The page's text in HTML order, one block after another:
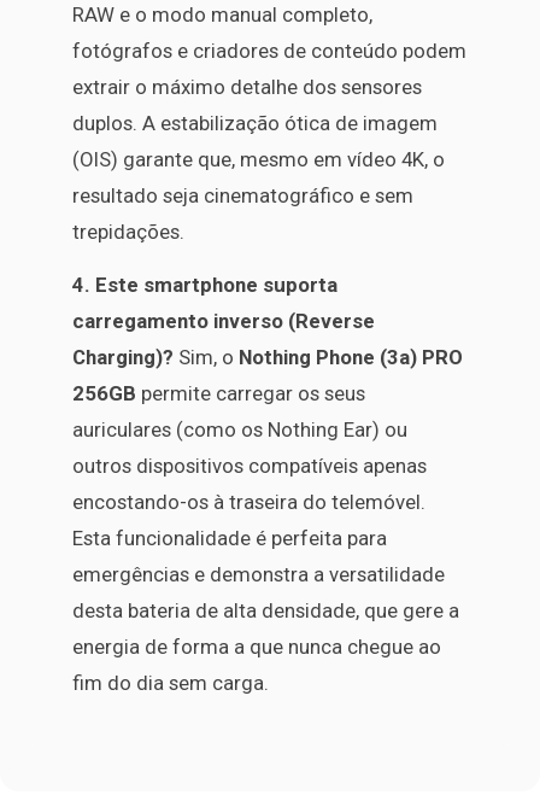
RAW e o modo manual completo,
fotógrafos e criadores de conteúdo podem
extrair o máximo detalhe dos sensores
duplos. A estabilização ótica de imagem
(OIS) garante que, mesmo em vídeo 4K, o
resultado seja cinematográfico e sem
trepidações.
4. Este smartphone suporta
carregamento inverso (Reverse
Charging)? Sim, o Nothing Phone (3a) PRO
256GB permite carregar os seus
auriculares (como os Nothing Ear) ou
outros dispositivos compatíveis apenas
encostando-os à traseira do telemóvel.
Esta funcionalidade é perfeita para
emergências e demonstra a versatilidade
desta bateria de alta densidade, que gere a
energia de forma a que nunca chegue ao
fim do dia sem carga.